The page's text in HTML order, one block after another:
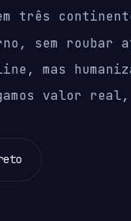
três
sem roubar
mas
valor real,